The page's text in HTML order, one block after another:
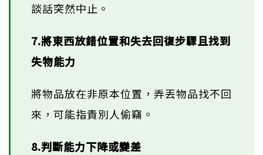
談話突然中止。
7.將東西放錯位置和失去回復步驟且找到
失物能力
將物品放在非原本位置，弄丟物品找不回
來，可能指責別人偷竊。
8.判斷能力下降或變差